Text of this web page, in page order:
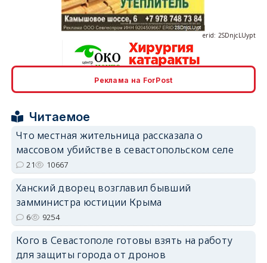
erid: 2SDnjcrDNw6
Реклама на ForPost
Читаемое
Что местная жительница рассказала о
массовом убийстве в севастопольском селе
21 10667
Ханский дворец возглавил бывший
замминистра юстиции Крыма
6 9254
Кого в Севастополе готовы взять на работу
для защиты города от дронов